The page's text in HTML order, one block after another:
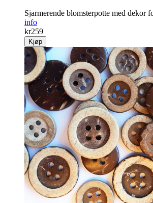
Sjarmerende blomster­potte med dekor
info
kr259
Kjøp